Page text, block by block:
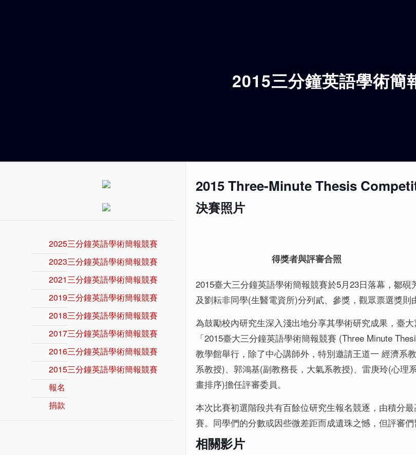
2015三分鐘英語學術簡
2015 Three-Minute Thesis
決賽照片
得獎者與評審合照
2015臺大三分鐘英語學術簡報競賽於5月23日落幕，鄒
及劉耘非同學(生醫電資所)分列貳、參獎，觀眾票選獎則
為鼓勵校內研究生深入淺出地分享其學術研究成果，臺
「2015臺大三分鐘英語學術簡報競賽 (Three Minute
教學館舉行，除了中心講師外，特別邀請王道一 經濟系
系教授)、郭鴻基(副教務長，大氣系教授)、雷庚玲(心
畫排序)擔任評審委員。
本次比賽初選階段共有百餘位研究生報名競逐，由積分
賽。同學們的分數或因些微差距而成遺珠之憾，但評審們
相關影片
2025三分鐘英語學術簡報競賽
2023三分鐘英語學術簡報競賽
2021三分鐘英語學術簡報競賽
2019三分鐘英語學術簡報競賽
2018三分鐘英語學術簡報競賽
2017三分鐘英語學術簡報競賽
2016三分鐘英語學術簡報競賽
2015三分鐘英語學術簡報競賽
報名
捐款